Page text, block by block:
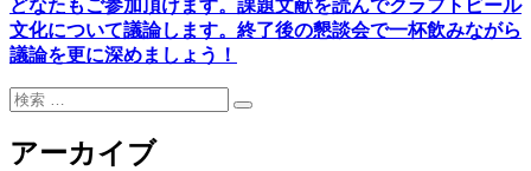
どなたもご参加頂けます。 課題文献を読んでクラフトビール
文化について議論します。 終了後の懇談会で一杯飲みながら
議論を更に深めましょう！
検
検
アーカイブ